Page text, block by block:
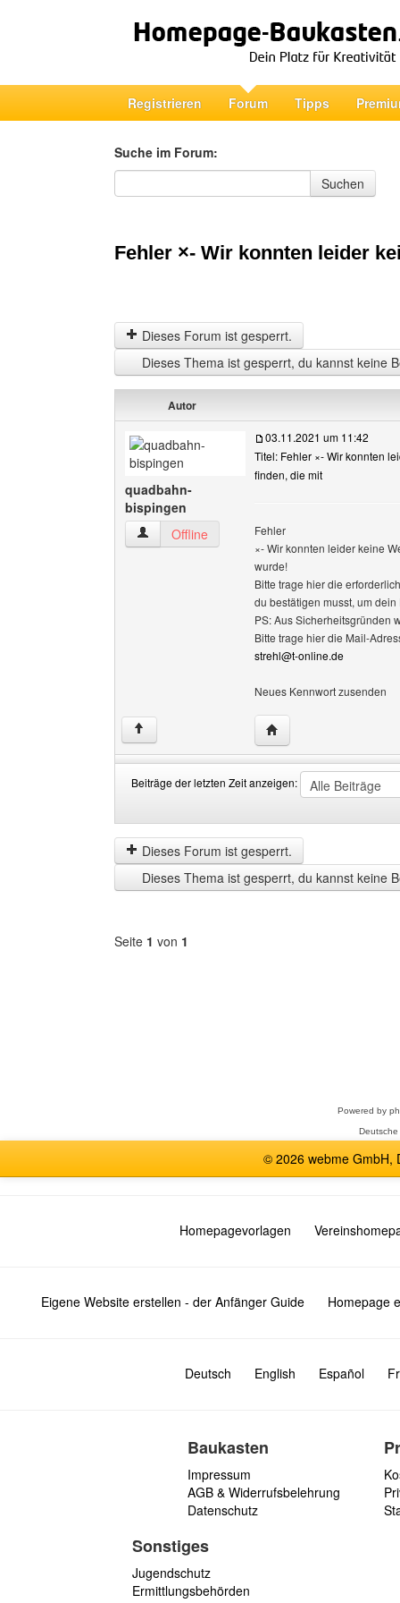
Registrieren Forum Tipps
Suche im Forum:
Suche im Forum
Suchen
Fehler ×- Wir konnten leider
Dieses Forum ist gesperrt.
Dieses Thema ist gesperrt, du kannst keine
Autor
quadbahn-
bispingen
quadbahn-bispingen Benutzer-Profile anzeigen
Offline
03.11.2021 um 11:42
Titel: Fehler ×- Wir konnten
finden, die mit
Fehler
×- Wir konnten leider keine
wurde!
Bitte trage hier die
du bestätigen musst, um
PS: Aus Sicherheitsgründen
Bitte trage hier die Mail-
strehl@t-online.de
Neues Kennwort zusenden
↑ Website dieses
Beiträge der letzten Zeit anzeigen:
der
letzten
Zeit
anzeigen
by
Dieses Forum ist gesperrt.
Dieses Thema ist gesperrt, du kannst keine
Seite 1 von 1
Powered by
© 2026 webme GmbH,
Homepagevorlagen
Eigene Website erstellen - der Anfänger Guide Homepage
Deutsch English Español
Baukasten
Impressum
AGB & Widerrufsbelehrung
Datenschutz
Sonstiges
Jugendschutz
Ermittlungsbehörden